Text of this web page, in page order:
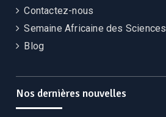
Contactez-nous
Semaine Africaine des Sciences
Blog
Nos dernières nouvelles